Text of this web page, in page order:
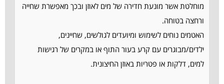
מוחלטת אשר מונעת חדירה של מים לאוזן ובכך מאפשרת שחייה
ורחצה בטוחה.
האטמים נוחים לשימוש ומיועדים לגולשים, שחיינים,
ילדים/מבוגרים עם קרע בעור התוף או במקרים של רגישות
למים, דלקות או פטריות באוזן החיצונית.